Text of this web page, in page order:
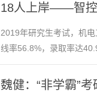
18人上岸——智控
2019年研究生考试，机
线率56.8%，录取率达
魏健：“非学霸”考